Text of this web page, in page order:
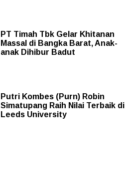
PT Timah Tbk Gelar Khitanan
Massal di Bangka Barat, Anak-
anak Dihibur Badut
Putri Kombes (Purn) Robin
Simatupang Raih Nilai Terbaik di
Leeds University